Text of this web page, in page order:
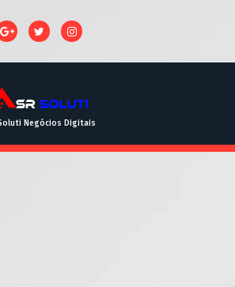
Soluti Negócios Digitais